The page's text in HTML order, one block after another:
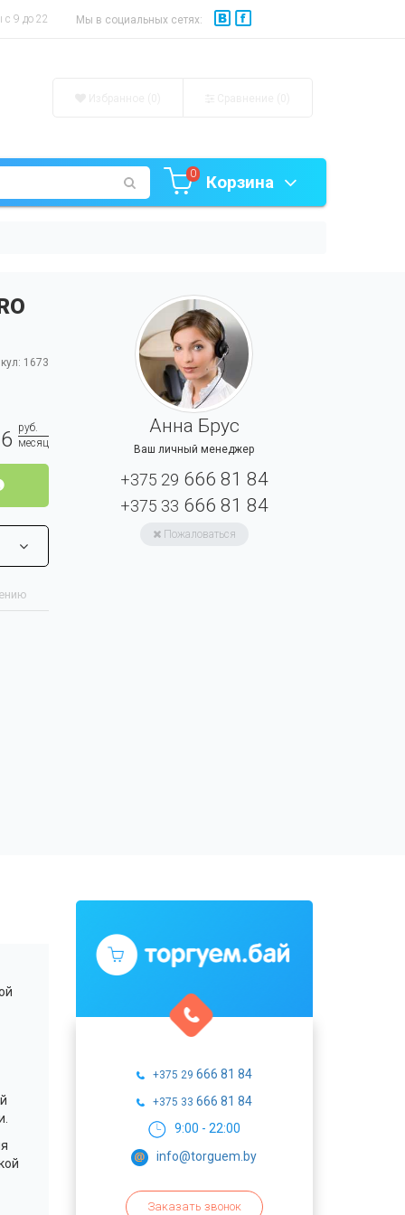
9 до 22 Мы в социальных сетях:
0 Корзина
1673
руб.
месяц
Анна Брус
Ваш личный менеджер
+375 29 666 81 84
+375 33 666 81 84
Пожаловаться
+375 29 666 81 84
+375 33 666 81 84
9:00 - 22:00
info@torguem.by
Заказать звонок